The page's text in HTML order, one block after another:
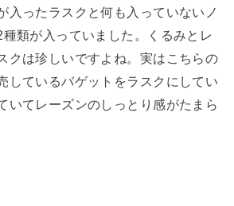
入ったラスクと何も入っていないノ
類が入っていました。くるみとレ
クは珍しいですよね。実はこちらの
しているバゲットをラスクにしてい
いてレーズンのしっとり感がたまら